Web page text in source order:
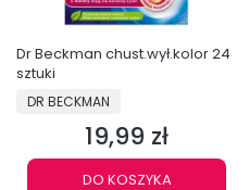
Dr Beckman chust.wył.kolor 24
sztuki
PRODUCENT
DR BECKMAN
Cena
19,99 zł
DO KOSZYKA